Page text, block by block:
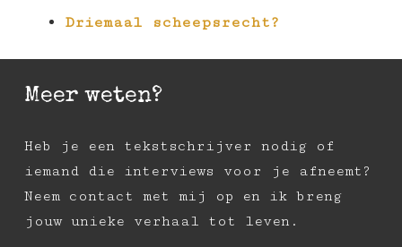
Driemaal scheepsrecht?
Meer weten?
Heb je een tekstschrijver nodig of
iemand die interviews voor je afneemt?
Neem contact met mij op en ik breng
jouw unieke verhaal tot leven.